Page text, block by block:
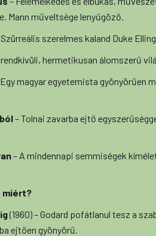
Mann műveltsége lenyűgöző.
Szürreális szerelmes kaland Duke
rendkívüli, hermetikusan álomszerű
magyar egyetemista gyönyörűen
– Tolnai zavarba ejtő
– A mindennapi semmiségek
miért?
(1960) – Godard pofátlanul tesz a
ejtően gyönyörű.